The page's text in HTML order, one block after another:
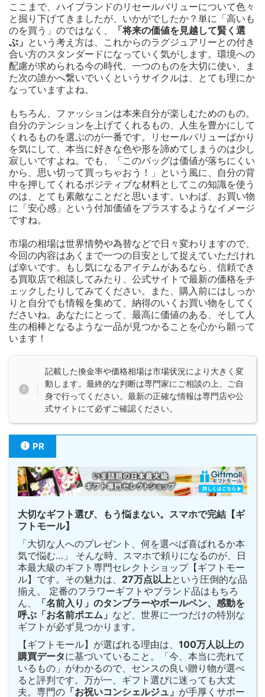
ここまで、ハイブランドのリセールバリューについて色々
と掘り下げてきましたが、いかがでしたか？単に「高いも
のを買う」のではなく、
「将来の価値を見越して賢く選
ぶ」 という考え方は、これからのラグジュアリーとの付き
合い方のスタンダードになっていく気がします。環境への
配慮が求められる今の時代、一つのものを大切に使い、ま
た次の誰かへ繋いでいくというサイクルは、とても理にか
なっていますよね。
もちろん、ファッションは本来自分が楽しむためのもの。
自分のテンションを上げてくれるもの、人生を豊かにして
くれるものを選ぶのが一番です。リセールバリューばかり
を気にして、本当に好きな色や形を諦めてしまうのは少し
寂しいですよね。でも、「このバッグは価値が落ちにくい
から、思い切って買っちゃおう！」という風に、自分の背
中を押してくれるポジティブな材料としてこの知識を使う
のは、とても素敵なことだと思います。いわば、お買い物
に「安心感」という付加価値をプラスするようなイメージ
ですね。
市場の相場は世界情勢や為替などで日々変わりますので、
今回の内容はあくまで一つの目安として捉えていただけれ
ば幸いです。もし気になるアイテムがあるなら、信頼でき
る買取店で相談してみたり、公式サイトで最新の価格をチ
ェックしたりしてみてください。また、購入前にはしっか
りと自分でも情報を集めて、納得のいくお買い物をしてく
ださいね。あなたにとって、最高に価値のある、そして人
生の相棒となるような一品が見つかることを心から願って
います！
記載した換金率や価格相場は市場状況により大きく変
動します。最終的な判断は専門家にご相談の上、ご自
身で行ってください。最新の正確な情報は専門店や公
式サイトにて必ずご確認ください。
PR
大切なギフト選び、もう悩まない。スマホで完結【ギ
フトモール】
「大切な人へのプレゼント、何を選べば喜ばれるか本
気で悩む…」 そんな時、スマホで頼りになるのが、日
本最大級のギフト専門セレクトショップ【ギフトモー
ル】です。その魅力は、 27万点以上という圧倒的な品
揃え。 定番のフラワーギフトやブランド品はもちろ
ん、
「名前入り」のタンブラーやボールペン、感動を
呼ぶ「お名前ポエム」 など、世界に一つだけの特別な
ギフトが必ず見つかります。
【ギフトモール】が選ばれる理由は、 100万人以上の
購買データに基づいていること。「今、本当に売れて
いるもの」がわかるので、センスの良い贈り物が選べ
ると評判です。万が一、ギフト選びに迷っても大丈
夫。専門の 「お祝いコンシェルジュ」 が手厚くサポー